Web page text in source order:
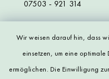
Wir weisen darauf hin, dass
einsetzen, um eine optimale
ermöglichen. Die Einwilligung
07503 - 921 314